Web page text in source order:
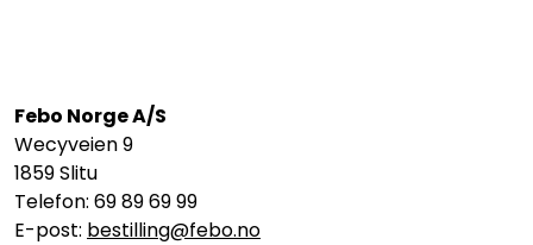
Febo Norge A/S
Wecyveien 9
1859 Slitu
Telefon: 69 89 69 99
E-post: bestilling@febo.no